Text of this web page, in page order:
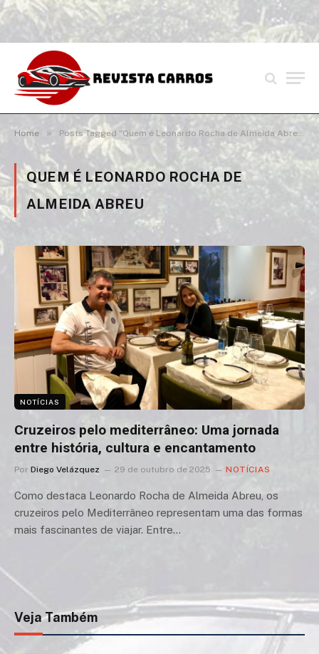
Home » Posts Tagged "Quem é Leonardo Rocha de Almeida Abreu"
QUEM É LEONARDO ROCHA DE
ALMEIDA ABREU
NOTÍCIAS
Cruzeiros pelo mediterrâneo: Uma jornada
entre história, cultura e encantamento
Por Diego Velázquez 29 de outubro de 2025 NOTÍCIAS
Como destaca Leonardo Rocha de Almeida Abreu, os
cruzeiros pelo Mediterrâneo representam uma das formas
mais fascinantes de viajar. Entre…
Veja Também